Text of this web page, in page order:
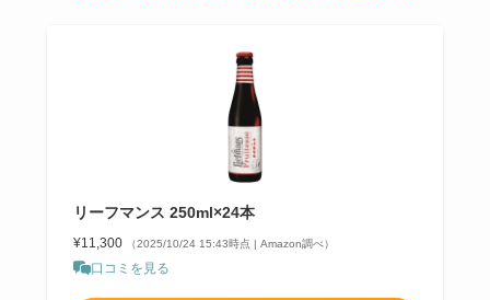
リーフマンス 250ml×24本
¥11,300 （2025/10/24 15:43時点 | Amazon調べ）
口コミを見る